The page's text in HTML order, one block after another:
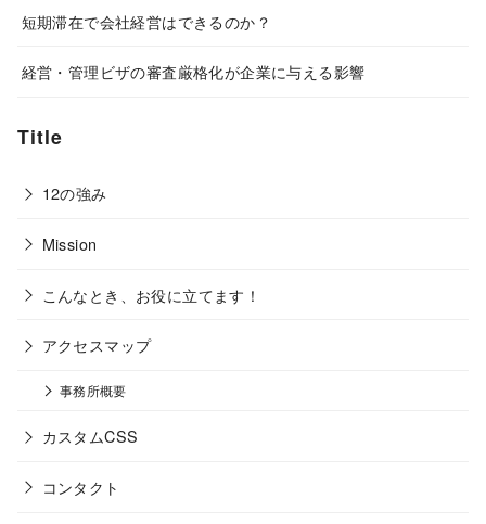
短期滞在で会社経営はできるのか？
経営・管理ビザの審査厳格化が企業に与える影響
Title
12の強み
Mission
こんなとき、お役に立てます！
アクセスマップ
事務所概要
カスタムCSS
コンタクト